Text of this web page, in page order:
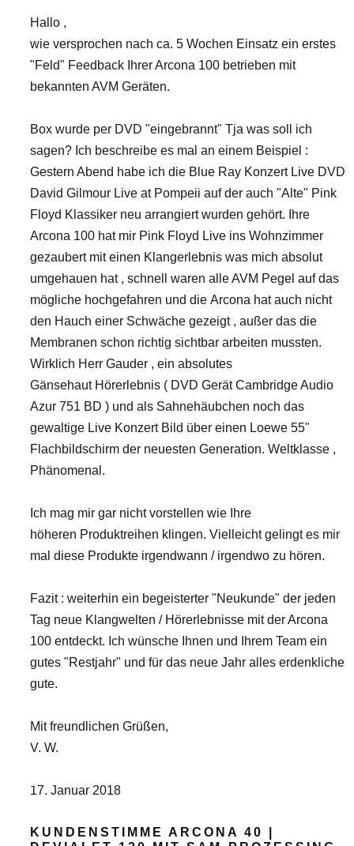
Hallo ,
wie versprochen nach ca. 5 Wochen Einsatz ein erstes
"Feld" Feedback Ihrer Arcona 100 betrieben mit
bekannten AVM Geräten.
Box wurde per DVD "eingebrannt" Tja was soll ich
sagen? Ich beschreibe es mal an einem Beispiel :
Gestern Abend habe ich die Blue Ray Konzert Live DVD
David Gilmour Live at Pompeii auf der auch "Alte" Pink
Floyd Klassiker neu arrangiert wurden gehört. Ihre
Arcona 100 hat mir Pink Floyd Live ins Wohnzimmer
gezaubert mit einen Klangerlebnis was mich absolut
umgehauen hat , schnell waren alle AVM Pegel auf das
mögliche hochgefahren und die Arcona hat auch nicht
den Hauch einer Schwäche gezeigt , außer das die
Membranen schon richtig sichtbar arbeiten mussten.
Wirklich Herr Gauder , ein absolutes
Gänsehaut Hörerlebnis ( DVD Gerät Cambridge Audio
Azur 751 BD ) und als Sahnehäubchen noch das
gewaltige Live Konzert Bild über einen Loewe 55"
Flachbildschirm der neuesten Generation. Weltklasse ,
Phänomenal.
Ich mag mir gar nicht vorstellen wie Ihre
höheren Produktreihen klingen. Vielleicht gelingt es mir
mal diese Produkte irgendwann / irgendwo zu hören.
Fazit : weiterhin ein begeisterter "Neukunde" der jeden
Tag neue Klangwelten / Hörerlebnisse mit der Arcona
100 entdeckt. Ich wünsche Ihnen und Ihrem Team ein
gutes "Restjahr" und für das neue Jahr alles erdenkliche
gute.
Mit freundlichen Grüßen,
V. W.
17. Januar 2018
KUNDENSTIMME ARCONA 40 |